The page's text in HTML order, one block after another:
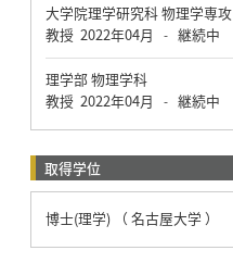
大学院理学研究科 物理学専攻
教授 2022年04月 - 継続中
理学部 物理学科
教授 2022年04月 - 継続中
取得学位
博士(理学) （ 名古屋大学 ）